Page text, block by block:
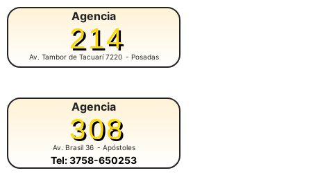
Agencia
214
Av. Tambor de Tacuarí 7220 - Posadas
Agencia
308
Av. Brasil 36 - Apóstoles
Tel: 3758-650253